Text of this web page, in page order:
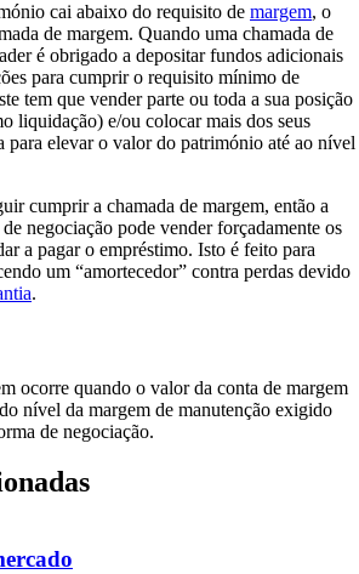
cai abaixo do requisito de margem, o
de margem. Quando uma chamada de
é obrigado a depositar fundos adicionais
para cumprir o requisito mínimo de
tem que vender parte ou toda a sua posição
liquidação) e/ou colocar mais dos seus
para elevar o valor do património até ao nível
cumprir a chamada de margem, então a
negociação pode vender forçadamente os
a pagar o empréstimo. Isto é feito para
um “amortecedor” contra perdas devido
.
ocorre quando o valor da conta de margem
nível da margem de manutenção exigido
de negociação.